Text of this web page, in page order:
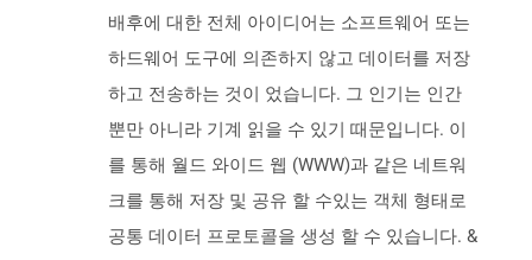
배후에 대한 전체 아이디어는 소프트웨어 또는
하드웨어 도구에 의존하지 않고 데이터를 저장
하고 전송하는 것이 었습니다. 그 인기는 인간
뿐만 아니라 기계 읽을 수 있기 때문입니다. 이
를 통해 월드 와이드 웹 (WWW)과 같은 네트워
크를 통해 저장 및 공유 할 수있는 객체 형태로
공통 데이터 프로토콜을 생성 할 수 있습니다. &